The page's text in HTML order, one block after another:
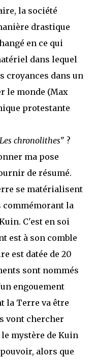
la société
drastique
en ce qui
dans lequel
croyances dans un
le monde (Max
protestante
Les chronolithes" ?
ma pose
de résumé.
se matérialisent
la
C'est en soi
est à son comble
est datée de 20
sont nommés
engouement
la Terre va être
vont chercher
mystère de Kuin
alors que